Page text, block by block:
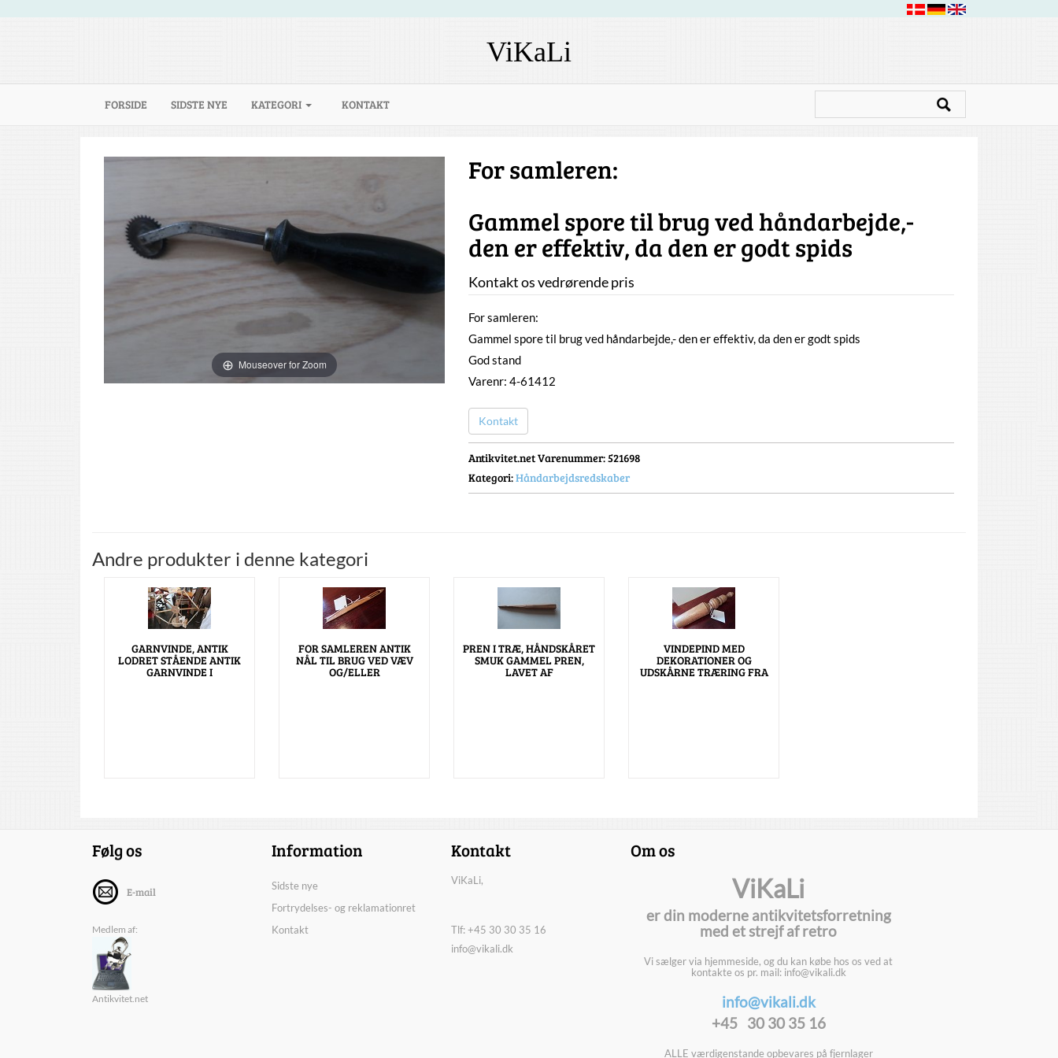
ViKaLi
FORSIDE (CURRENT)
SIDSTE NYE KATEGORI KONTAKT
Mouseover for Zoom
For samleren:
Gammel spore til brug ved håndarbejde,-
den er effektiv, da den er godt spids
Kontakt os vedrørende pris
For samleren:
Gammel spore til brug ved håndarbejde,- den er effektiv, da den er godt spids
God stand
Varenr: 4-61412
Kontakt
Antikvitet.net Varenummer: 521698
Kategori:Håndarbejdsredskaber
Andre produkter i denne kategori
GARNVINDE, ANTIK
LODRET STÅENDE ANTIK
GARNVINDE I
FOR SAMLEREN ANTIK
NÅL TIL BRUG VED VÆV
OG/ELLER
PREN I TRÆ, HÅNDSKÅRET
SMUK GAMMEL PREN,
LAVET AF
VINDEPIND MED
DEKORATIONER OG
UDSKÅRNE TRÆRING FRA
Følg os
E-mail
Medlem af:
Antikvitet.net
Information
Sidste nye
Fortrydelses- og reklamationret
Kontakt
Kontakt
ViKaLi,
Tlf: +45 30 30 35 16
info@vikali.dk
Om os
ViKaLi
er din moderne antikvitetsforretning
med et strejf af retro
Vi sælger via hjemmeside, og du kan købe hos os ved at
kontakte os pr. mail: info@vikali.dk
info@vikali.dk
+45 30 30 35 16
ALLE værdigenstande opbevares på fjernlager